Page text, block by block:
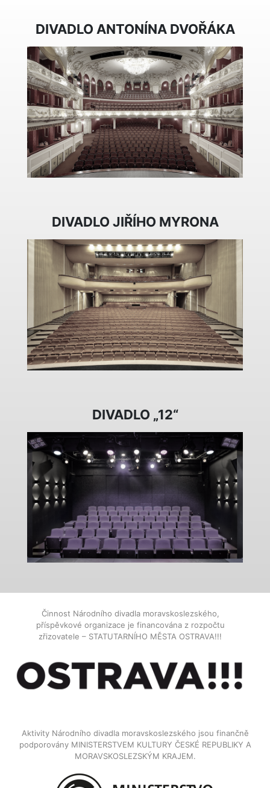
DIVADLO ANTONÍNA DVOŘÁKA
DIVADLO JIŘÍHO MYRONA
DIVADLO „12“
Činnost Národního divadla moravskoslezského,
příspěvkové organizace je financována z rozpočtu
zřizovatele – STATUTARNÍHO MĚSTA OSTRAVA!!!
Aktivity Národního divadla moravskoslezského jsou finančně
podporovány MINISTERSTVEM KULTURY ČESKÉ REPUBLIKY A
MORAVSKOSLEZSKÝM KRAJEM.